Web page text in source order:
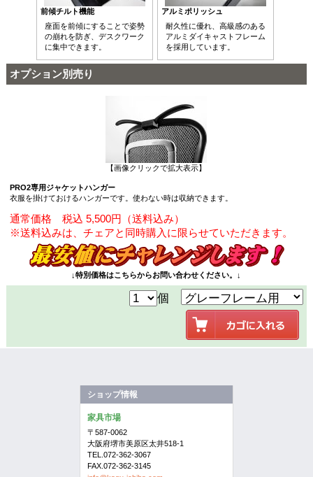
前傾チルト機能
座面を前傾にすることで姿勢
の崩れを防ぎ、デスクワーク
に集中できます。
アルミポリッシュ
耐久性に優れ、高級感のある
アルミダイキャストフレーム
を採用しています。
オプション別売り
【画像クリックで拡大表示】
PRO2専用ジャケットハンガー
衣服を掛けておけるハンガーです。使わない時は収納できます。
通常価格 税込 5,500円（送料込み）
※送料込みは、チェアと同時購入に限らせていただきます。
↓特別価格はこちらからお問い合わせください。↓
個
ショップ情報
家具市場
〒587-0062
大阪府堺市美原区太井518-1
TEL.072-362-3067
FAX.072-362-3145